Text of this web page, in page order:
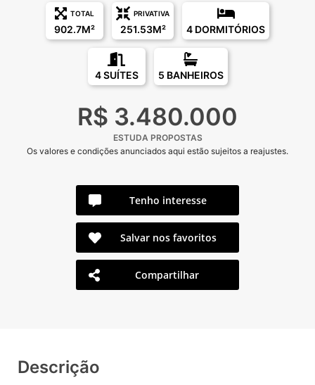
TOTAL
902.7M²
PRIVATIVA
251.53M² 4 DORMITÓRIOS
4 SUÍTES 5 BANHEIROS
R$ 3.480.000
ESTUDA PROPOSTAS
Os valores e condições anunciados aqui estão sujeitos a reajustes.
Tenho interesse
Salvar nos favoritos
Compartilhar
Descrição